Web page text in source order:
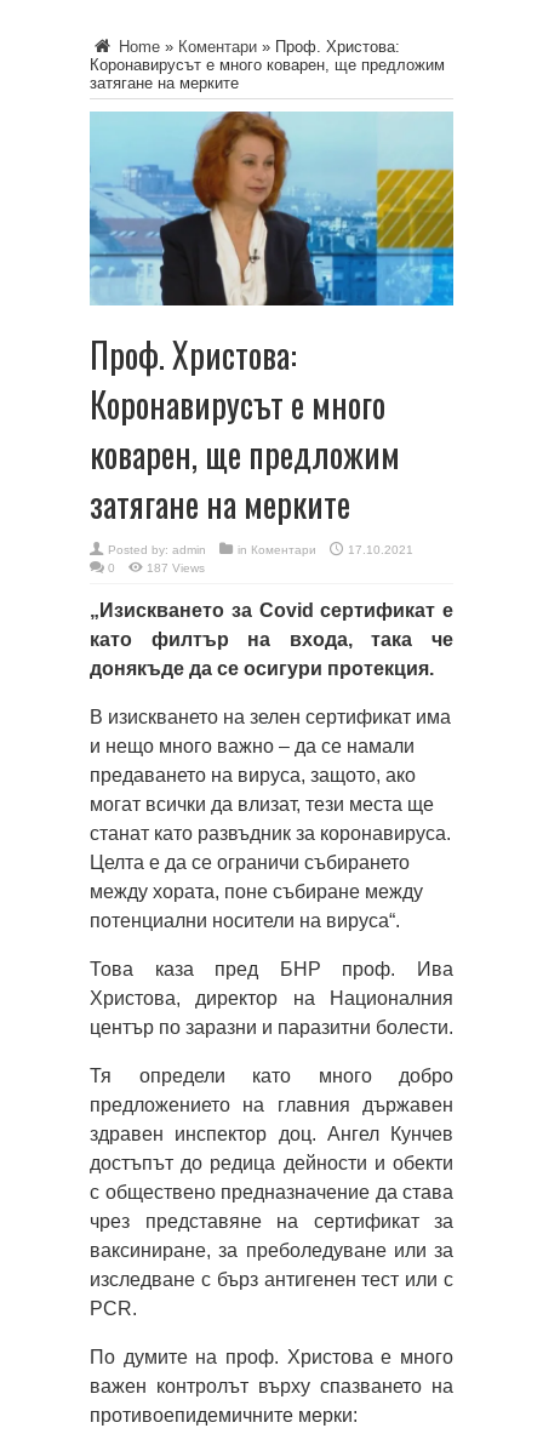
Home » Коментари » Проф. Христова:
Коронавирусът е много коварен, ще предложим
затягане на мерките
Проф. Христова:
Коронавирусът е много
коварен, ще предложим
затягане на мерките
Posted by: admin in Коментари
17.10.2021
0
187 Views
„Изискването за Covid сертификат е
като филтър на входа, така че
донякъде да се осигури протекция.
В изискването на зелен сертификат има
и нещо много важно – да се намали
предаването на вируса, защото, ако
могат всички да влизат, тези места ще
станат като развъдник за коронавируса.
Целта е да се ограничи събирането
между хората, поне събиране между
потенциални носители на вируса“.
Това каза пред БНР проф. Ива
Христова, директор на Националния
център по заразни и паразитни болести.
Тя определи като много добро
предложението на главния държавен
здравен инспектор доц. Ангел Кунчев
достъпът до редица дейности и обекти
с обществено предназначение да става
чрез представяне на сертификат за
ваксиниране, за преболедуване или за
изследване с бърз антигенен тест или с
PCR.
По думите на проф. Христова е много
важен контролът върху спазването на
противоепидемичните мерки: